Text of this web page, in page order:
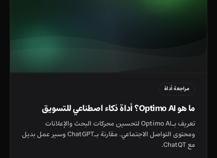
مراجعة أداة
ما هو Optimo AI؟ أداة ذكاء اصطناعي للتسويق
تعريف بـOptimo AI لتحسين محركات البحث والإعلانات
ومحتوى التواصل الاجتماعي. مقارنة بـChatGPT وسير عمل بديل
مع ChatQT.